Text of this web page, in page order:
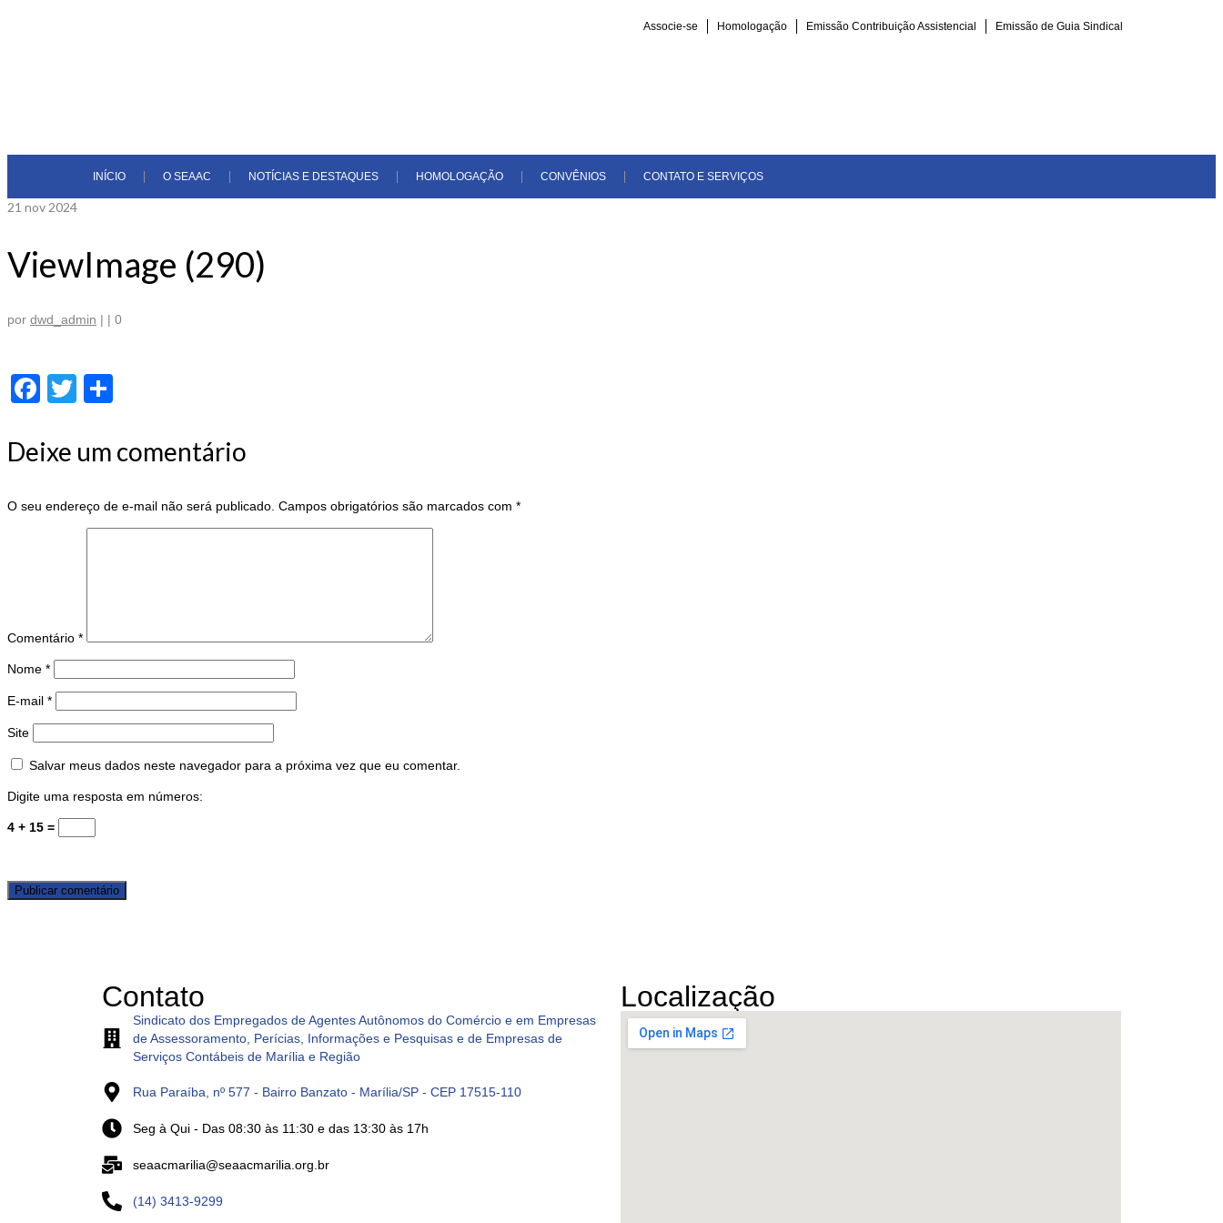
Associe-se Homologação Emissão Contribuição Assistencial Emissão de Guia Sindical
INÍCIO O SEAAC NOTÍCIAS E DESTAQUES HOMOLOGAÇÃO CONVÊNIOS CONTATO E SERVIÇOS
21 nov 2024
ViewImage (290)
por dwd_admin | | 0
Facebook
Twitter
Deixe um comentário
O seu endereço de e-mail não será publicado. Campos obrigatórios são marcados com *
Comentário *
Nome *
E-mail *
Site
Salvar meus dados neste navegador para a próxima vez que eu comentar.
Digite uma resposta em números:
4 + 15 =
Contato
Sindicato dos Empregados de Agentes Autônomos do Comércio e em Empresas
de Assessoramento, Perícias, Informações e Pesquisas e de Empresas de
Serviços Contábeis de Marília e Região
Rua Paraíba, nº 577 - Bairro Banzato - Marília/SP - CEP 17515-110
Seg à Qui - Das 08:30 às 11:30 e das 13:30 às 17h
seaacmarilia@seaacmarilia.org.br
(14) 3413-9299
Localização